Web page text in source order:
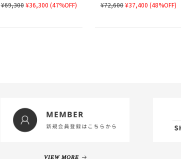
¥69,300 ¥36,300 (47%OFF) ¥72,600¥37,400 (48%OFF)
VIEW MORE